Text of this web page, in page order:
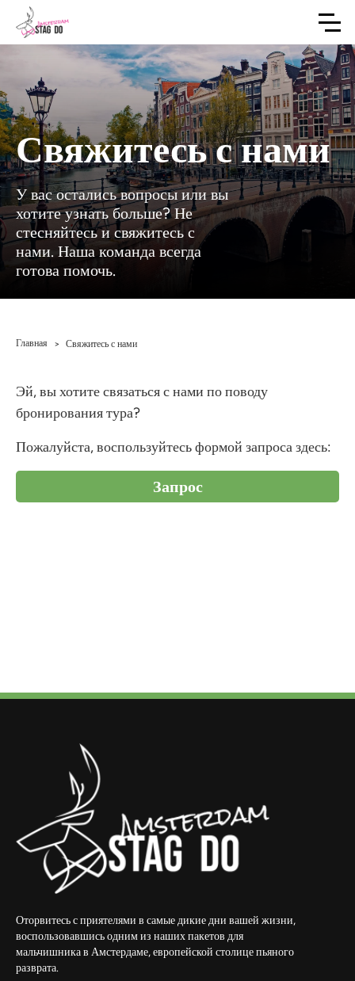
Свяжитесь с нами
У вас остались вопросы или вы
хотите узнать больше? Не
стесняйтесь и свяжитесь с
нами. Наша команда всегда
готова помочь.
Главная > Свяжитесь с нами
Эй, вы хотите связаться с нами по поводу
бронирования тура?
Пожалуйста, воспользуйтесь формой запроса здесь:
Запрос
Оторвитесь с приятелями в самые дикие дни вашей жизни,
воспользовавшись одним из наших пакетов для
мальчишника в Амстердаме, европейской столице пьяного
разврата.